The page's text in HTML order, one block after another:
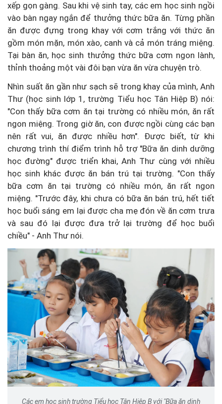
xếp gọn gàng. Sau khi vệ sinh tay, các em học sinh ngồi
vào bàn ngay ngắn để thưởng thức bữa ăn. Từng phần
ăn được đựng trong khay với cơm trắng với thức ăn
gồm món mặn, món xào, canh và cả món tráng miệng.
Tại bàn ăn, học sinh thưởng thức bữa cơm ngon lành,
thỉnh thoảng một vài đôi bạn vừa ăn vừa chuyện trò.
Nhìn suất ăn gần như sạch sẽ trong khay của mình, Anh
Thư (học sinh lớp 1, trường Tiểu học Tân Hiệp B) nói:
"Con thấy bữa cơm ăn tại trường có nhiều món, ăn rất
ngon miệng. Trong giờ ăn, con được ngồi cùng các bạn
nên rất vui, ăn được nhiều hơn". Được biết, từ khi
chương trình thí điểm trình hỗ trợ "Bữa ăn dinh dưỡng
học đường" được triển khai, Anh Thư cùng với nhiều
học sinh khác được ăn bán trú tại trường. "Con thấy
bữa cơm ăn tại trường có nhiều món, ăn rất ngon
miệng. "Trước đây, khi chưa có bữa ăn bán trú, hết tiết
học buổi sáng em lại được cha mẹ đón về ăn cơm trưa
và sau đó lại được đưa trở lại trường để học buổi
chiều" - Anh Thư nói.
Các em học sinh trường Tiểu học Tân Hiệp B với "Bữa ăn dinh